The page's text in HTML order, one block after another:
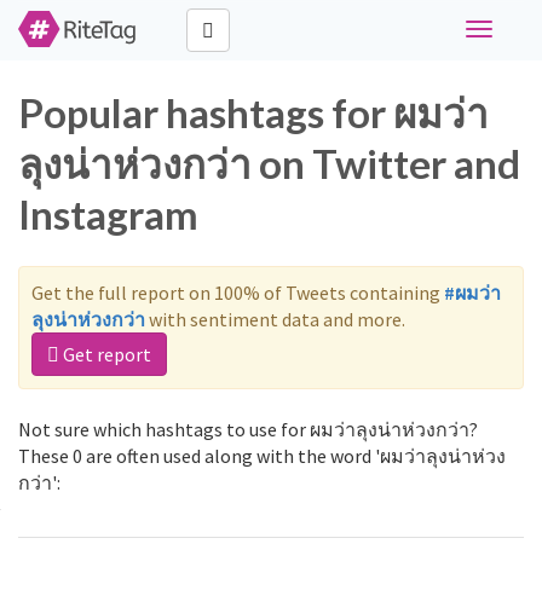
Toggle
Popular hashtags for ผมว่า
ลุงน่าห่วงกว่า on Twitter and
Instagram
Get the full report on 100% of Tweets containing #ผมว่า
ลุงน่าห่วงกว่าwith sentiment data and more.
Get report
Not sure which hashtags to use for ผมว่าลุงน่าห่วงกว่า?
These 0 are often used along with the word 'ผมว่าลุงน่าห่วง
กว่า':